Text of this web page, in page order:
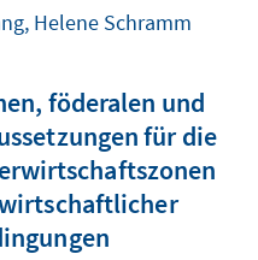
Helene Schramm
föderalen und
für die